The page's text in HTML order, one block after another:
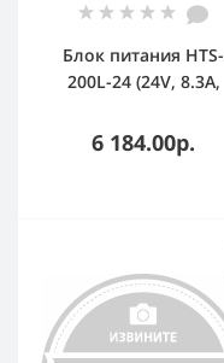
Блок питания HTS-
200L-24 (24V, 8.3A,
года)
6 184.00р.